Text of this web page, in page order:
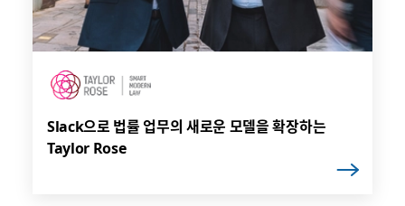
Slack으로 법률 업무의 새로운 모델을 확장하는
Taylor Rose